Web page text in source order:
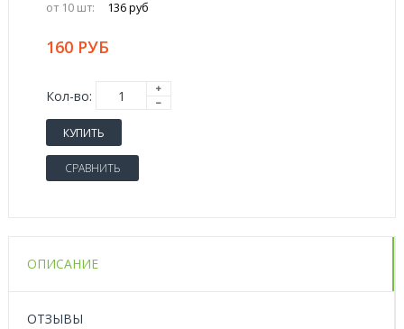
от 10 шт:
136 руб
160 РУБ
Кол-во:
КУПИТЬ
СРАВНИТЬ
ОПИСАНИЕ
ОТЗЫВЫ